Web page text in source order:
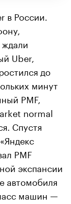
в России.
Uber,
до
минут
PMF,
normal
Спустя
PMF
экспансии
автомобиля
машин —